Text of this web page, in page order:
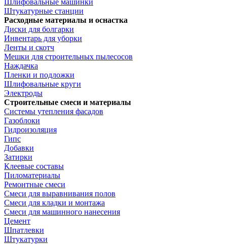
Шлифовальные машинки
Штукатурные станции
Расходные материалы и оснастка
Диски для болгарки
Инвентарь для уборки
Ленты и скотч
Мешки для строительных пылесосов
Наждачка
Пленки и подложки
Шлифовальные круги
Электроды
Строительные смеси и материалы
Системы утепления фасадов
Газоблоки
Гидроизоляция
Гипс
Добавки
Затирки
Клеевые составы
Пиломатериалы
Ремонтные смеси
Смеси для выравнивания полов
Смеси для кладки и монтажа
Смеси для машинного нанесения
Цемент
Шпатлевки
Штукатурки